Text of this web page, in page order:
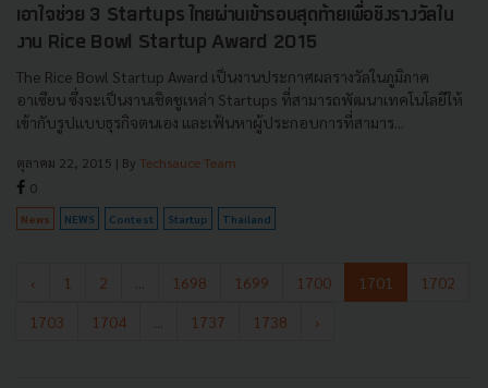
เอาใจช่วย 3 Startups ไทยผ่านเข้ารอบสุดท้ายเพื่อชิงรางวัลใน
งาน Rice Bowl Startup Award 2015
The Rice Bowl Startup Award เป็นงานประกาศผลรางวัลในภูมิภาค
อาเซียน ซึ่งจะเป็นงานเชิดชูเหล่า Startups ที่สามารถพัฒนาเทคโนโลยีให้
เข้ากับรูปแบบธุรกิจตนเอง และเฟ้นหาผู้ประกอบการที่สามาร...
ตุลาคม 22, 2015 | By Techsauce Team
0
News NEWS Contest Startup Thailand
‹ 1 2 1698 1699 1700 1701
1702
1703
1704 1737 1738 ›